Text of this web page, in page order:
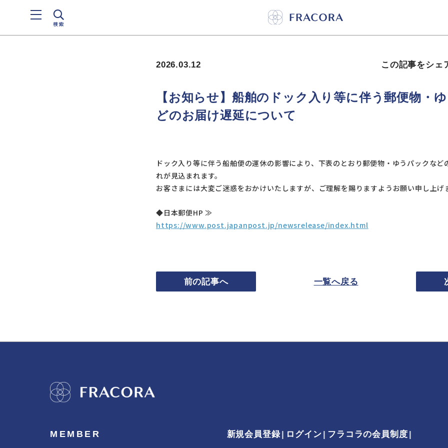
検索
2026.03.12 この記事をシェ
【お知らせ】船舶のドック入り等に伴う郵便物・
どのお届け遅延について
ドック入り等に伴う船舶便の運休の影響により、下表のとおり郵便物・ゆうパックなど
れが見込まれます。
お客さまには大変ご迷惑をおかけいたしますが、ご理解を賜りますようお願い申し上げ
◆日本郵便HP ≫
https://www.post.japanpost.jp/newsrelease/index.html
前の記事へ 一覧へ戻る
MEMBER 新規会員登録 ログイン フラコラの会員制度